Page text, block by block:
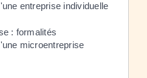
entreprise individuelle
: formalités
microentreprise